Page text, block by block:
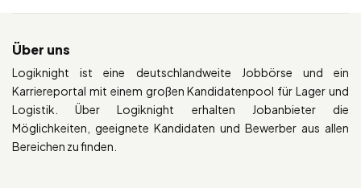
Über uns
Logiknight ist eine deutschlandweite Jobbörse und ein
Karriereportal mit einem großen Kandidatenpool für Lager und
Logistik. Über Logiknight erhalten Jobanbieter die
Möglichkeiten, geeignete Kandidaten und Bewerber aus allen
Bereichen zu finden.